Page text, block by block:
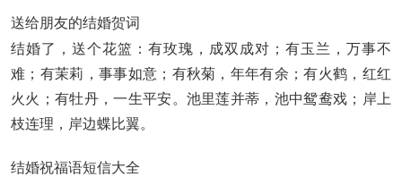
送给朋友的结婚贺词
结婚了，送个花篮：有玫瑰，成双成对；有玉兰，万事不
难；有茉莉，事事如意；有秋菊，年年有余；有火鹤，红红
火火；有牡丹，一生平安。池里莲并蒂，池中鸳鸯戏；岸上
枝连理，岸边蝶比翼。
结婚祝福语短信大全